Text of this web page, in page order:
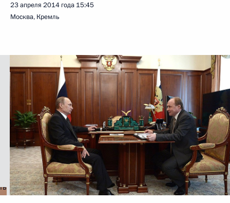
23 апреля 2014 года 15:45
Москва, Кремль